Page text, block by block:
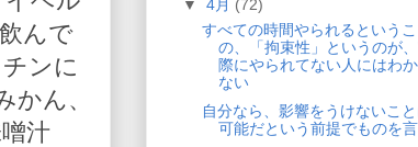
んで
ンに
かん、
汁
▼ 4月 (72)
すべての時間やられるというこ
の、「拘束性」というのが
際にやられてない人にはわ
ない
自分なら、影響をうけないこ
可能だという前提でものを言